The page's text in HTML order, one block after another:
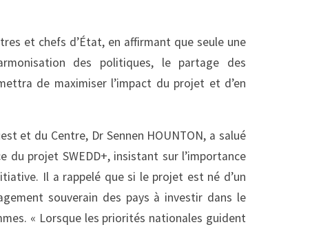
et chefs d’État, en affirmant que seule une
des politiques, le partage des
de maximiser l’impact du projet et d’en
et du Centre, Dr Sennen HOUNTON, a salué
du projet SWEDD+, insistant sur l’importance
Il a rappelé que si le projet est né d’un
souverain des pays à investir dans le
« Lorsque les priorités nationales guident